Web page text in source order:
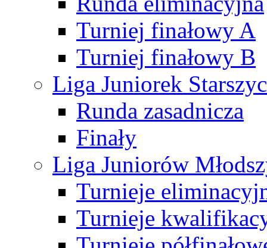
Turniej finałowy A
Turniej finałowy B
Liga Juniorek
Runda zasadnicza
Finały
Liga Juniorów
Turnieje
Turnieje